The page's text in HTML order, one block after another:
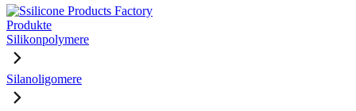
Produkte
Silikonpolymere
Silanoligomere